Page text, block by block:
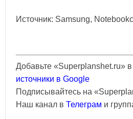
Источник: Samsung,
Добавьте «Superplanshet.ru» в
источники в Google
Подписывайтесь на
Наш канал в Телеграм и